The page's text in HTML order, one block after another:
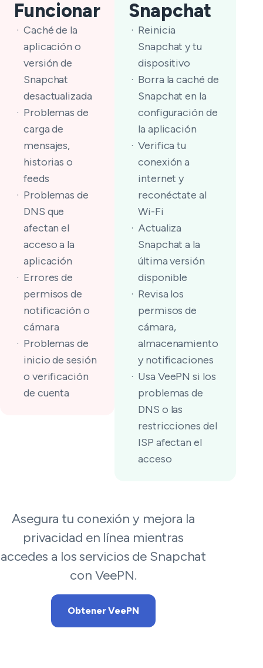
Funcionar
Caché de la
aplicación o
versión de
Snapchat
desactualizada
Problemas de
carga de
mensajes,
historias o
feeds
Problemas de
DNS que
afectan el
acceso a la
aplicación
Errores de
permisos de
notificación o
cámara
Problemas de
inicio de sesión
o verificación
de cuenta
Snapchat
Reinicia
Snapchat y tu
dispositivo
Borra la caché de
Snapchat en la
configuración de
la aplicación
Verifica tu
conexión a
internet y
reconéctate al
Wi-Fi
Actualiza
Snapchat a la
última versión
disponible
Revisa los
permisos de
cámara,
almacenamiento
y notificaciones
Usa VeePN si los
problemas de
DNS o las
restricciones del
ISP afectan el
acceso
Asegura tu conexión y mejora la
privacidad en línea mientras
accedes a los servicios de Snapchat
con VeePN.
Obtener VeePN